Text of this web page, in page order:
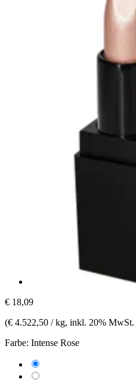
€ 18,09
(€ 4.522,50 / kg, inkl. 20% MwSt.
Farbe: Intense Rose